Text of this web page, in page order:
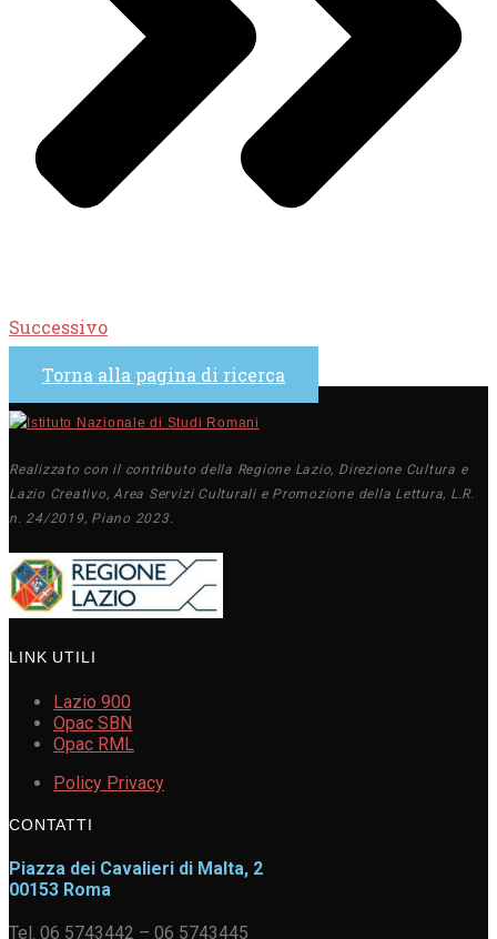
Successivo
Torna alla pagina di ricerca
Realizzato con il contributo della Regione Lazio, Direzione Cultura e
Lazio Creativo, Area Servizi Culturali e Promozione della Lettura, L.R.
n. 24/2019, Piano 2023.
LINK UTILI
Lazio 900
Opac SBN
Opac RML
Policy Privacy
CONTATTI
Piazza dei Cavalieri di Malta, 2
00153 Roma
Tel. 06 5743442 – 06 5743445